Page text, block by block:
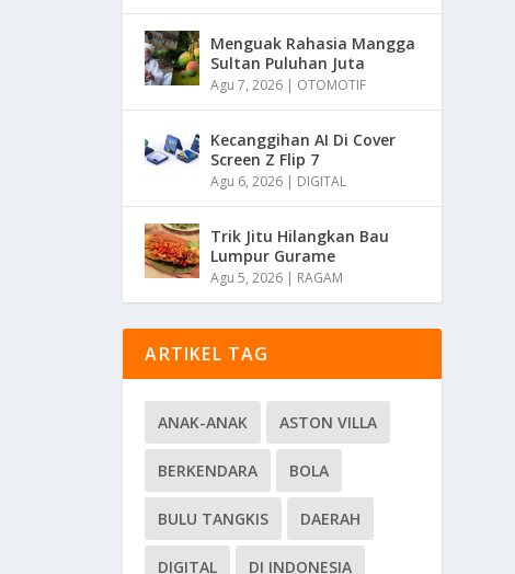
Menguak Rahasia Mangga
Sultan Puluhan Juta
Agu 7, 2026 | OTOMOTIF
Kecanggihan AI Di Cover
Screen Z Flip 7
Agu 6, 2026 | DIGITAL
Trik Jitu Hilangkan Bau
Lumpur Gurame
Agu 5, 2026 | RAGAM
ARTIKEL TAG
ANAK-ANAK ASTON VILLA
BERKENDARA BOLA
BULU TANGKIS DAERAH
DIGITAL DI INDONESIA